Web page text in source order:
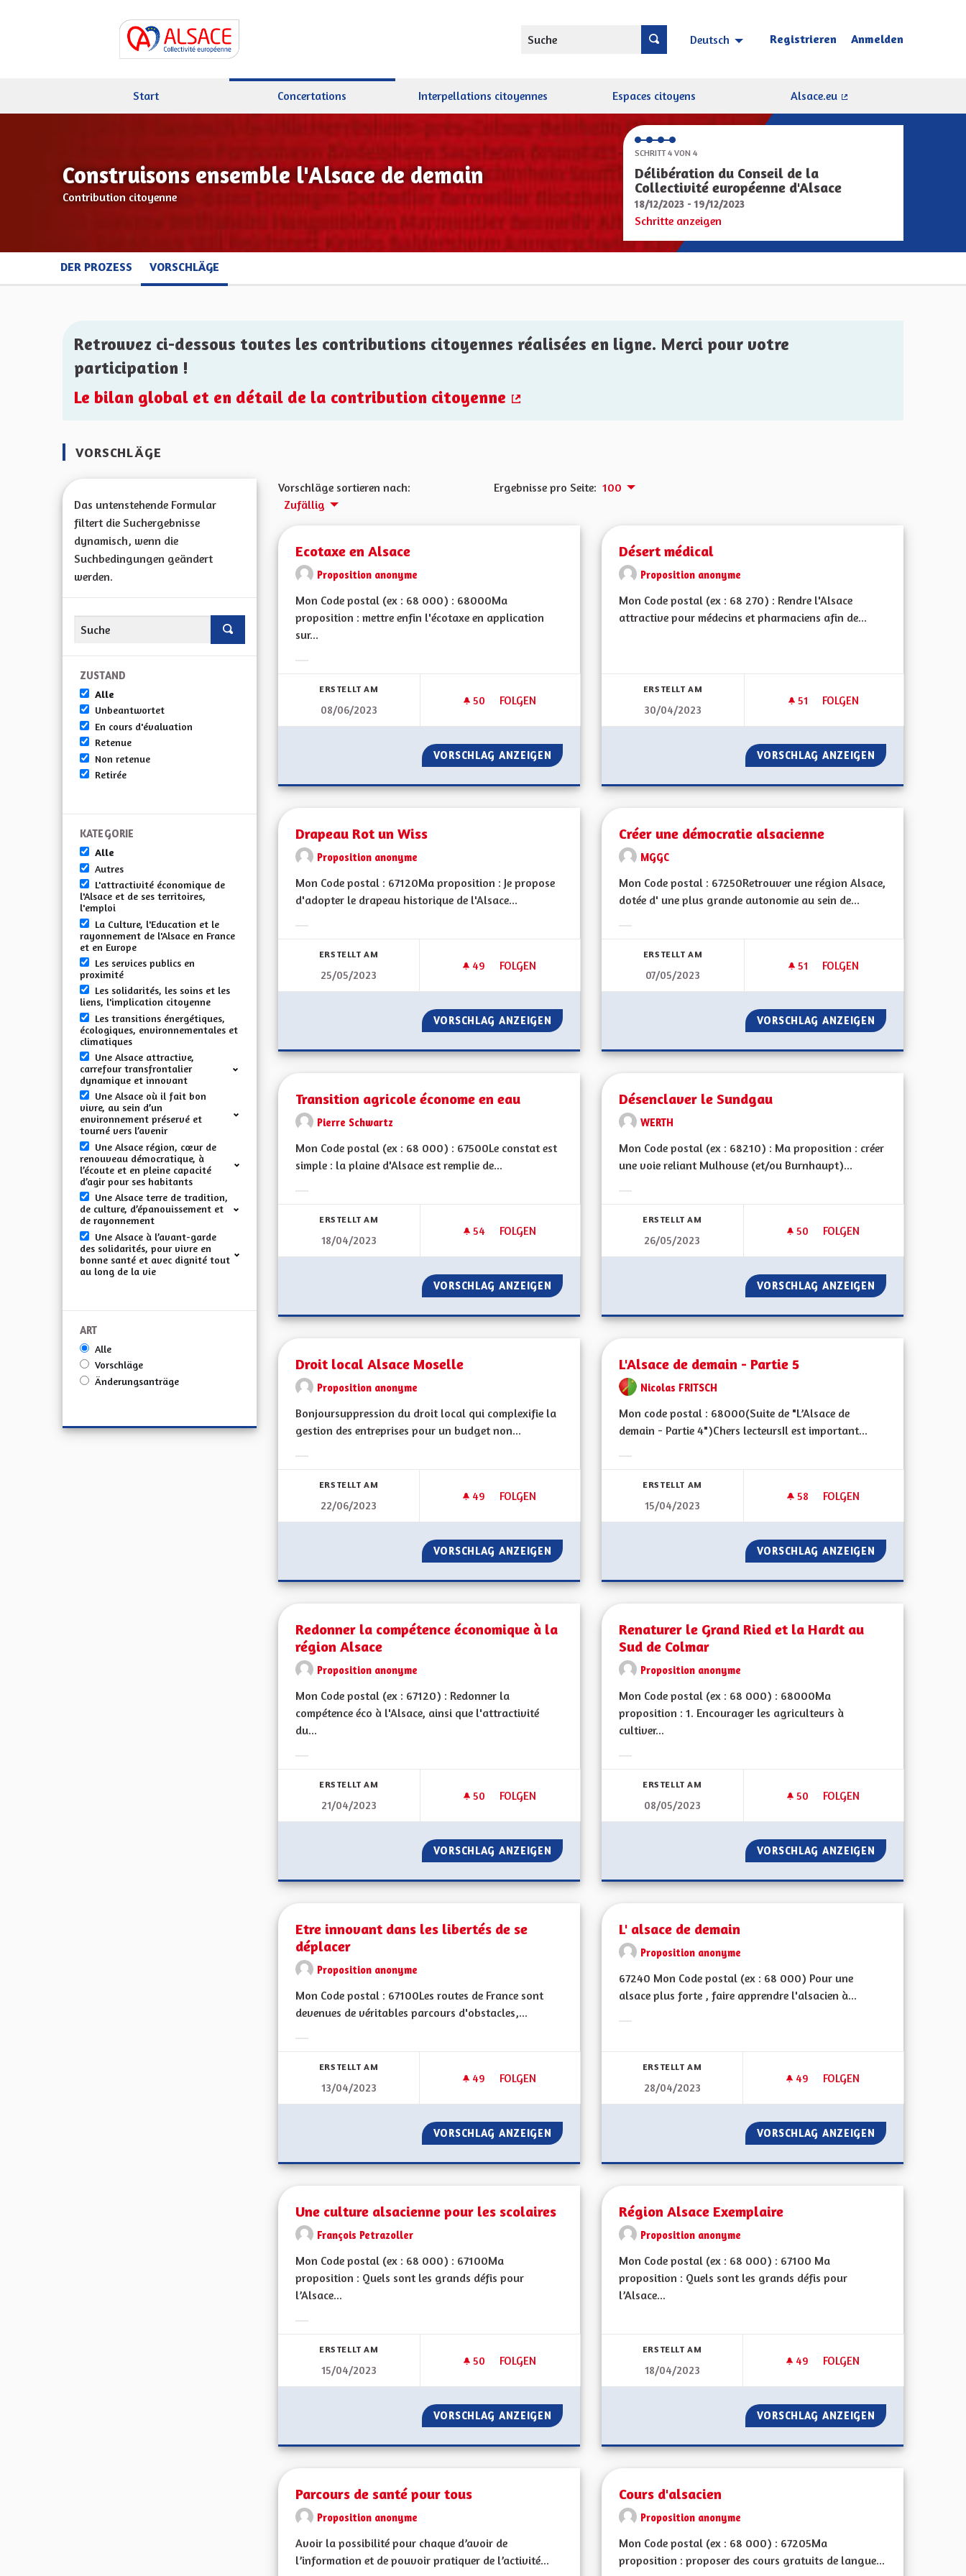
Suche Deutsch Choisir la langue Sprache wählen
Registrieren Anmelden
Start Concertations Interpellations citoyennes Espaces citoyens
Alsace.eu
Construisons ensemble l'Alsace de demain
Contribution citoyenne
SCHRITT 4 VON 4
Délibération du Conseil de la
Collectivité européenne d'Alsace
18/12/2023 - 19/12/2023
Schritte anzeigen
DER PROZESS VORSCHLÄGE
Retrouvez ci-dessous toutes les contributions citoyennes réalisées en ligne. Merci pour votre
participation !
Le bilan global et en détail de la contribution citoyenne
VORSCHLÄGE
Das untenstehende Formular
filtert die Suchergebnisse
dynamisch, wenn die
Suchbedingungen geändert
werden.
ZUSTAND
Alle
Unbeantwortet
En cours d'évaluation
Retenue
Non retenue
Retirée
KATEGORIE
Alle
Autres
L'attractivité économique de
l'Alsace et de ses territoires,
l'emploi
La Culture, l'Education et le
rayonnement de l'Alsace en France
et en Europe
Les services publics en
proximité
Les solidarités, les soins et les
liens, l'implication citoyenne
Les transitions énergétiques,
écologiques, environnementales et
climatiques
Une Alsace attractive,
carrefour transfrontalier
dynamique et innovant
Une Alsace où il fait bon
vivre, au sein d’un
environnement préservé et
tourné vers l’avenir
Une Alsace région, cœur de
renouveau démocratique, à
l’écoute et en pleine capacité
d’agir pour ses habitants
Une Alsace terre de tradition,
de culture, d’épanouissement et
de rayonnement
Une Alsace à l’avant-garde
des solidarités, pour vivre en
bonne santé et avec dignité tout
au long de la vie
ART
Alle
Vorschläge
Änderungsanträge
Vorschläge sortieren nach:
Zufällig
Ergebnisse pro Seite: 100
Ecotaxe en Alsace
Proposition anonyme
Mon Code postal (ex : 68 000) : 68000Ma
proposition : mettre enfin l'écotaxe en application
sur...
ERSTELLT AM
08/06/2023
50 50 FOLLOWER
FOLGEN
ECOTAXE EN ALSACE
VORSCHLAG ANZEIGEN ECOTAXE EN ALSACE
Désert médical
Proposition anonyme
Mon Code postal (ex : 68 270) : Rendre l'Alsace
attractive pour médecins et pharmaciens afin de...
ERSTELLT AM
30/04/2023
51 51 FOLLOWER
FOLGEN
DÉSERT MÉDICAL
VORSCHLAG ANZEIGEN DÉSERT MÉDICAL
Drapeau Rot un Wiss
Proposition anonyme
Mon Code postal : 67120Ma proposition : Je propose
d'adopter le drapeau historique de l'Alsace...
ERSTELLT AM
25/05/2023
49 49 FOLLOWER
FOLGEN
DRAPEAU ROT UN WISS
VORSCHLAG ANZEIGEN DRAPEAU ROT UN WISS
Créer une démocratie alsacienne
MGGC
Mon Code postal : 67250Retrouver une région Alsace,
dotée d' une plus grande autonomie au sein de...
ERSTELLT AM
07/05/2023
51 51 FOLLOWER
FOLGEN
CRÉER UNE DÉMOCRATIE
VORSCHLAG ANZEIGEN CRÉER UNE
Transition agricole économe en eau
Pierre Schwartz
Mon Code postal (ex : 68 000) : 67500Le constat est
simple : la plaine d'Alsace est remplie de...
ERSTELLT AM
18/04/2023
54 54 FOLLOWER
FOLGEN
TRANSITION AGRICOLE ÉCONOME EN EAU
VORSCHLAG ANZEIGEN TRANSITION AGRICOLE ÉCONOME EN EAU
Désenclaver le Sundgau
WERTH
Mon Code postal (ex : 68210) : Ma proposition : créer
une voie reliant Mulhouse (et/ou Burnhaupt)...
ERSTELLT AM
26/05/2023
50 50 FOLLOWER
FOLGEN
DÉSENCLAVER LE SUNDGAU
VORSCHLAG ANZEIGEN DÉSENCLAVER
Droit local Alsace Moselle
Proposition anonyme
Bonjoursuppression du droit local qui complexifie la
gestion des entreprises pour un budget non...
ERSTELLT AM
22/06/2023
49 49 FOLLOWER
FOLGEN
DROIT LOCAL ALSACE MOSELLE
VORSCHLAG ANZEIGEN DROIT LOCAL ALSACE MOSELLE
L'Alsace de demain - Partie 5
Nicolas FRITSCH
Mon code postal : 68000(Suite de "L’Alsace de
demain - Partie 4")Chers lecteursIl est important...
ERSTELLT AM
15/04/2023
58 58 FOLLOWER
FOLGEN
L'ALSACE DE DEMAIN - PARTIE
VORSCHLAG ANZEIGEN L'ALSACE DE
Redonner la compétence économique à la
région Alsace
Proposition anonyme
Mon Code postal (ex : 67120) : Redonner la
compétence éco à l'Alsace, ainsi que l'attractivité
du...
ERSTELLT AM
21/04/2023
50 50 FOLLOWER
FOLGEN
REDONNER LA COMPÉTENCE ÉCONOMIQUE À LA RÉGION ALSACE
VORSCHLAG ANZEIGEN REDONNER LA COMPÉTENCE ÉCONOMIQUE À LA RÉGION ALSACE
Renaturer le Grand Ried et la Hardt au
Sud de Colmar
Proposition anonyme
Mon Code postal (ex : 68 000) : 68000Ma
proposition : 1. Encourager les agriculteurs à
cultiver...
ERSTELLT AM
08/05/2023
50 50 FOLLOWER
FOLGEN
RENATURER LE GRAND RIED
VORSCHLAG ANZEIGEN RENATURER LE
Etre innovant dans les libertés de se
déplacer
Proposition anonyme
Mon Code postal : 67100Les routes de France sont
devenues de véritables parcours d'obstacles,...
ERSTELLT AM
13/04/2023
49 49 FOLLOWER
FOLGEN
ETRE INNOVANT DANS LES LIBERTÉS DE SE DÉPLACER
VORSCHLAG ANZEIGEN ETRE INNOVANT DANS LES LIBERTÉS DE SE DÉPLACER
L' alsace de demain
Proposition anonyme
67240 Mon Code postal (ex : 68 000) Pour une
alsace plus forte , faire apprendre l'alsacien à...
ERSTELLT AM
28/04/2023
49 49 FOLLOWER
FOLGEN
L' ALSACE DE DEMAIN
VORSCHLAG ANZEIGEN L' ALSACE DE
Une culture alsacienne pour les scolaires
François Petrazoller
Mon Code postal (ex : 68 000) : 67100Ma
proposition : Quels sont les grands défis pour
l’Alsace...
ERSTELLT AM
15/04/2023
50 50 FOLLOWER
FOLGEN
UNE CULTURE ALSACIENNE POUR LES SCOLAIRES
VORSCHLAG ANZEIGEN UNE CULTURE ALSACIENNE POUR LES SCOLAIRES
Région Alsace Exemplaire
Proposition anonyme
Mon Code postal (ex : 68 000) : 67100 Ma
proposition : Quels sont les grands défis pour
l’Alsace...
ERSTELLT AM
18/04/2023
49 49 FOLLOWER
FOLGEN
RÉGION ALSACE EXEMPLAIRE
VORSCHLAG ANZEIGEN RÉGION ALSACE
Parcours de santé pour tous
Proposition anonyme
Avoir la possibilité pour chaque d’avoir de
l’information et de pouvoir pratiquer de l’activité...
Cours d'alsacien
Proposition anonyme
Mon Code postal (ex : 68 000) : 67205Ma
proposition : proposer des cours gratuits de langue...